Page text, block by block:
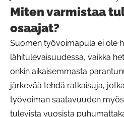
Miten varmistaa
osaajat?
Suomen työvoimapula ei ole
lähitulevaisuudessa, vaikka
onkin aikaisemmasta
järkevää tehdä ratkaisuja,
työvoiman saatavuuden
tulevista vuosista